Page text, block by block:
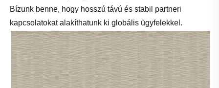
Bízunk benne, hogy hosszú távú és stabil partneri
kapcsolatokat alakíthatunk ki globális ügyfelekkel.